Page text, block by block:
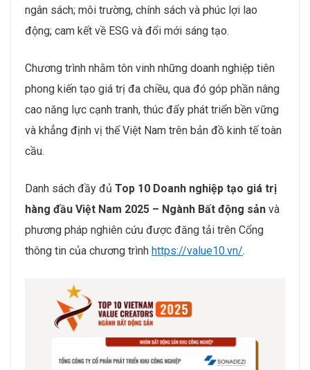
ngân sách; môi trường, chính sách và phúc lợi lao
động; cam kết về ESG và đổi mới sáng tạo.
Chương trình nhằm tôn vinh những doanh nghiệp tiên
phong kiến tạo giá trị đa chiều, qua đó góp phần nâng
cao năng lực cạnh tranh, thúc đẩy phát triển bền vững
và khẳng định vị thế Việt Nam trên bản đồ kinh tế toàn
cầu.
Danh sách đầy đủ Top 10 Doanh nghiệp tạo giá trị
hàng đầu Việt Nam 2025 – Ngành Bất động sản và
phương pháp nghiên cứu được đăng tải trên Cổng
thông tin của chương trình https://value10.vn/.